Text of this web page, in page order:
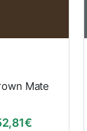
Mate
€Rango de